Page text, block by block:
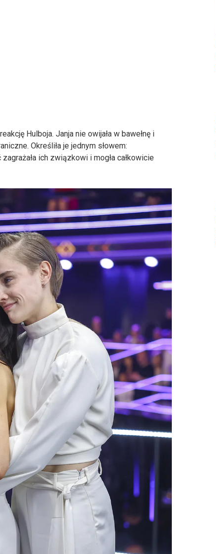
Hulboja. Janja nie owijała w bawełnę i
Określiła je jednym słowem:
ich związkowi i mogła całkowicie